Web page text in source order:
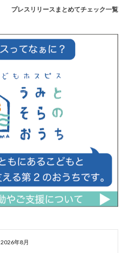
プレスリリースまとめてチェック一覧
2026年8月